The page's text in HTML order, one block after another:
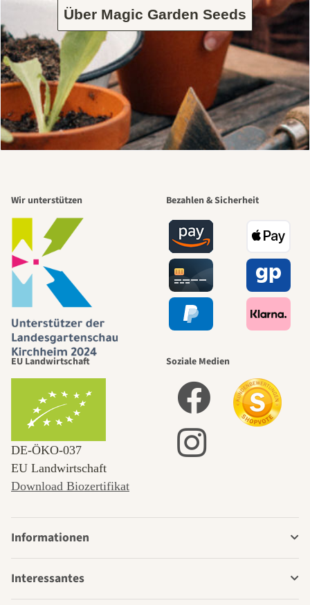
Über Magic Garden Seeds
Wir unterstützen Bezahlen & Sicherheit
EU Landwirtschaft
DE‑ÖKO‑037
EU Landwirtschaft
Download Biozertifikat
Soziale Medien
Informationen
Interessantes